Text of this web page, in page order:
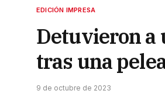
EDICIÓN IMPRESA
Detuvieron a
tras una
9 de octubre de 2023